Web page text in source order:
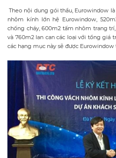
Theo nội dung gói thầu, Eurowindow
nhôm kính lớn hệ Eurowindow,
chống cháy, 600m2 tấm nhôm trang
và 760m2 lan can các loại với tổng giá
các hạng mục này sẽ được